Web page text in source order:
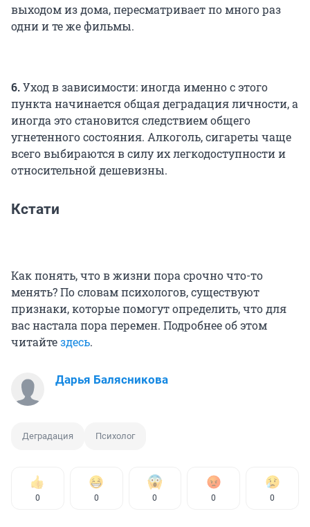
выходом из дома, пересматривает по много раз
одни и те же фильмы.
6.Уход в зависимости: иногда именно с этого
пункта начинается общая деградация личности, а
иногда это становится следствием общего
угнетенного состояния. Алкоголь, сигареты чаще
всего выбираются в силу их легкодоступности и
относительной дешевизны.
Кстати
Как понять, что в жизни пора срочно что-то
менять? По словам психологов, существуют
признаки, которые помогут определить, что для
вас настала пора перемен. Подробнее об этом
читайтездесь.
Дарья Балясникова
Деградация Психолог
0 0 0 0 0